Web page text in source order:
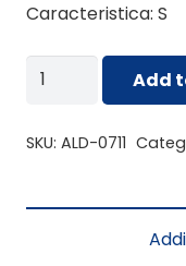
Caracteristica: S
ALD-
HORIZONTAL
Add
SKU: ALD-0711